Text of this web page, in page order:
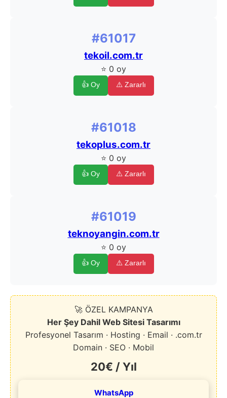
#61017
tekoil.com.tr
⭐ 0 oy
👍 Oy ⚠️ Zararlı
#61018
tekoplus.com.tr
⭐ 0 oy
👍 Oy ⚠️ Zararlı
#61019
teknoyangin.com.tr
⭐ 0 oy
👍 Oy ⚠️ Zararlı
🚀 ÖZEL KAMPANYA
Her Şey Dahil Web Sitesi Tasarımı
Profesyonel Tasarım · Hosting · Email · .com.tr
Domain · SEO · Mobil
20€ / Yıl
WhatsApp